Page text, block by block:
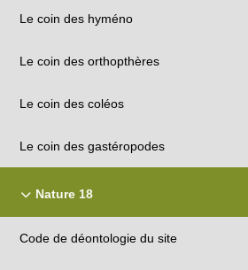
Le coin des hyméno
Le coin des orthopthères
Le coin des coléos
Le coin des gastéropodes
Nature 18
Code de déontologie du site